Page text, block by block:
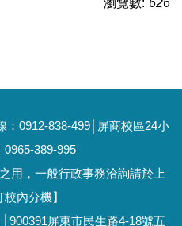
：0912-838-499│屏商校區24小
389-995
用，一般行政事務洽詢請於上
內分機】
屏東市民生路4-18號五